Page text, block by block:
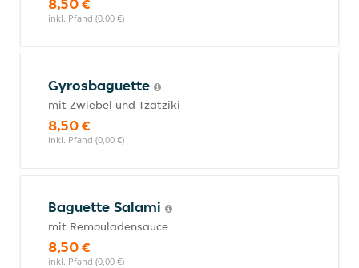
inkl. Pfand (0,00 €)
Gyrosbaguette
mit Zwiebel und Tzatziki
8,50 €
inkl. Pfand (0,00 €)
Baguette Salami
mit Remouladensauce
8,50 €
inkl. Pfand (0,00 €)